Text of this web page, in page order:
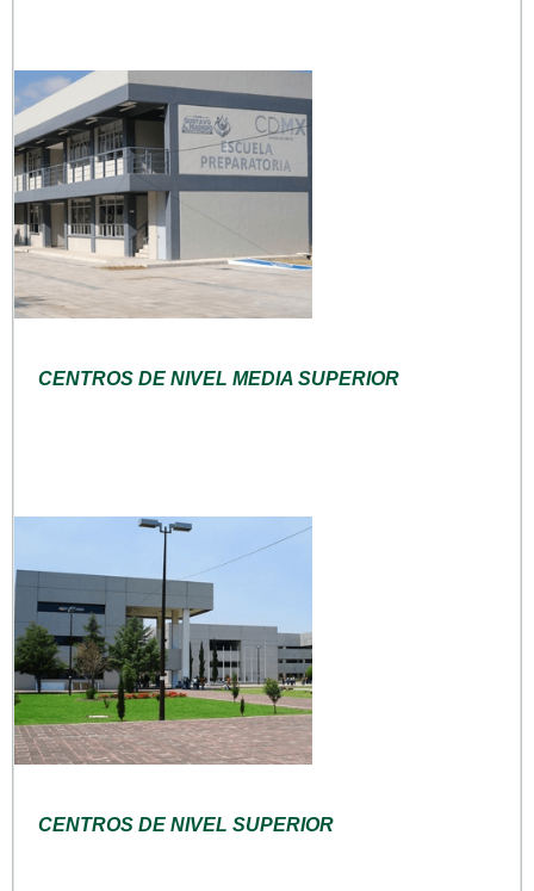
CENTROS DE NIVEL MEDIA SUPERIOR
CENTROS DE NIVEL SUPERIOR